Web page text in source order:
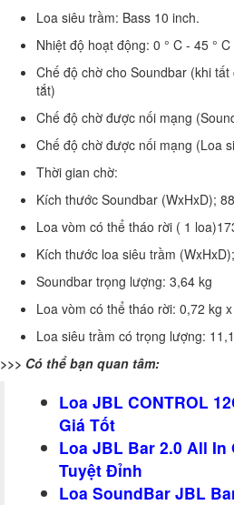
Loa siêu trầm: Bass 10 inch.
Nhiệt độ hoạt động: 0 ° C - 45 ° C
Chế độ chờ cho Soundbar (khi
tắt)
Chế độ chờ được nối mạng
Chế độ chờ được nối mạng (Loa
Thời gian chờ:
Kích thước Soundbar (WxHxD);
Loa vòm có thể tháo rời ( 1
Kích thước loa siêu trầm
Soundbar trọng lượng: 3,64 kg
Loa vòm có thể tháo rời: 0,72 kg
Loa siêu trầm có trọng lượng:
>>> Có thể bạn quan tâm:
Loa JBL CONTROL
Giá Tốt
Loa JBL Bar 2.0 All In
Tuyệt Đỉnh
Loa SoundBar JBL